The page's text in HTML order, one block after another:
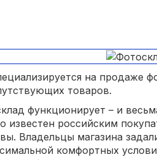
на продаже
товаров.
функционирует – и
известен российским
Владельцы магазина
комфортных